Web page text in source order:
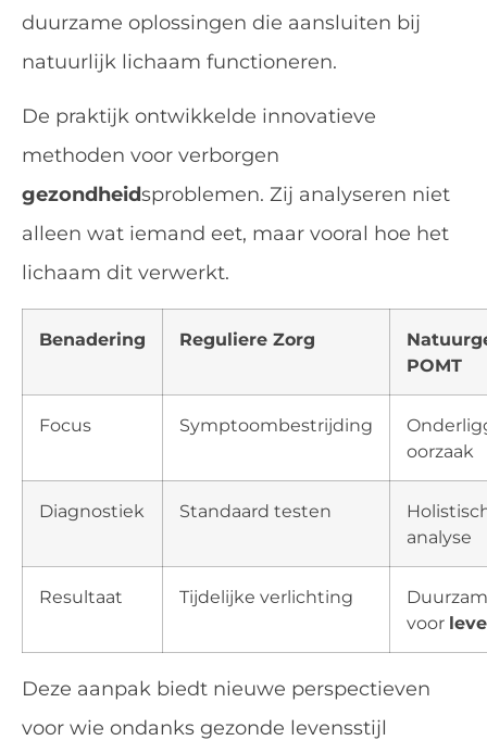
duurzame oplossingen die aansluiten bij
natuurlijk lichaam functioneren.
De praktijk ontwikkelde innovatieve
methoden voor verborgen
gezondheidsproblemen. Zij analyseren niet
alleen wat iemand eet, maar vooral hoe het
lichaam dit verwerkt.
Benadering Reguliere Zorg
POMT
Focus Symptoombestrijding
oorzaak
Diagnostiek Standaard testen
analyse
Resultaat Tijdelijke verlichting
voor
Deze aanpak biedt nieuwe perspectieven
voor wie ondanks gezonde levensstijl